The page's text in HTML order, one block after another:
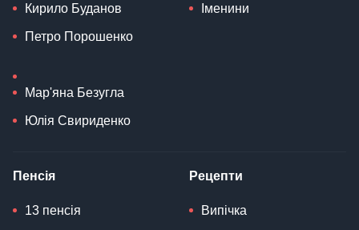
Кирило Буданов
Петро Порошенко
Мар'яна Безугла
Юлія Свириденко
Іменини
Пенсія
13 пенсія
Рецепти
Випічка